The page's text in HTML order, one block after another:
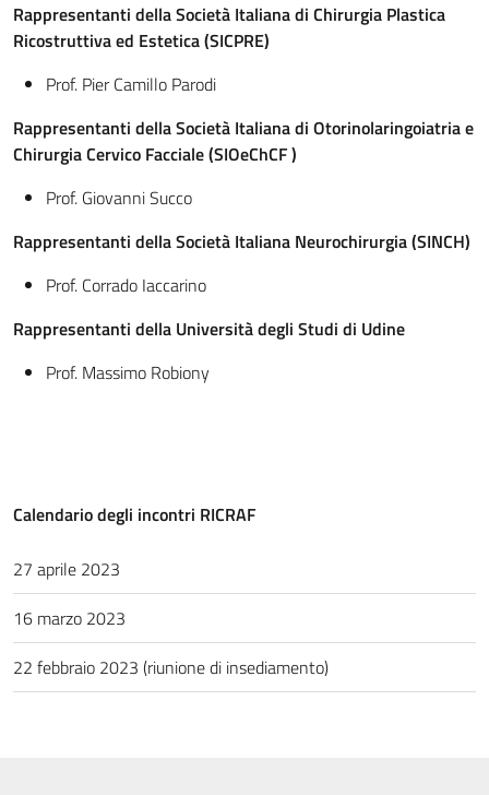
Rappresentanti della Società Italiana di Chirurgia Plastica
Ricostruttiva ed Estetica (SICPRE)
Prof. Pier Camillo Parodi
Rappresentanti della Società Italiana di Otorinolaringoiatria e
Chirurgia Cervico Facciale (SIOeChCF )
Prof. Giovanni Succo
Rappresentanti della Società Italiana Neurochirurgia(SINCH)
Prof. Corrado Iaccarino
Rappresentanti della Università degli Studi di Udine
Prof. Massimo Robiony
Calendario degli incontri RICRAF
27 aprile 2023
16 marzo 2023
22 febbraio 2023 (riunione di insediamento)